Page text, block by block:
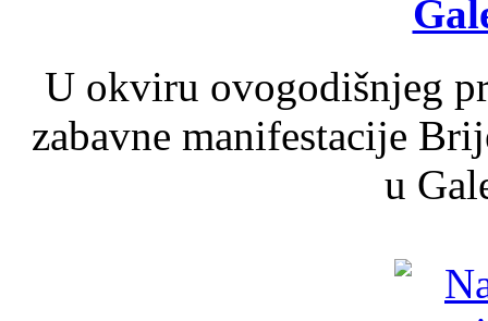
U okviru ovogodišnjeg
zabavne manifestacije
u